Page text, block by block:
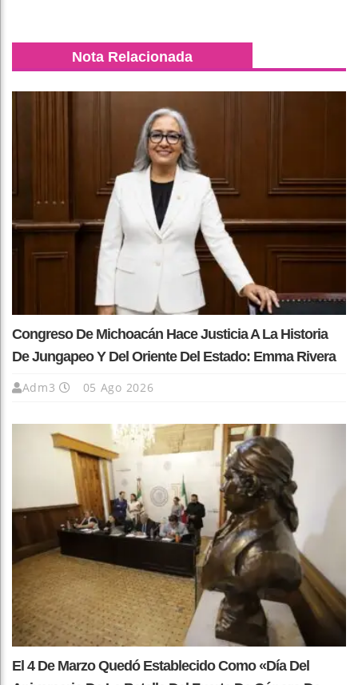
Nota Relacionada
Congreso De Michoacán Hace Justicia A La Historia
De Jungapeo Y Del Oriente Del Estado: Emma Rivera
Adm3 05 Ago 2026
El 4 De Marzo Quedó Establecido Como «Día Del